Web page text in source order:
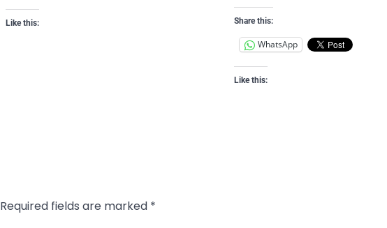
Like this: Share this:
WhatsApp
Like this:
Required fields are marked *